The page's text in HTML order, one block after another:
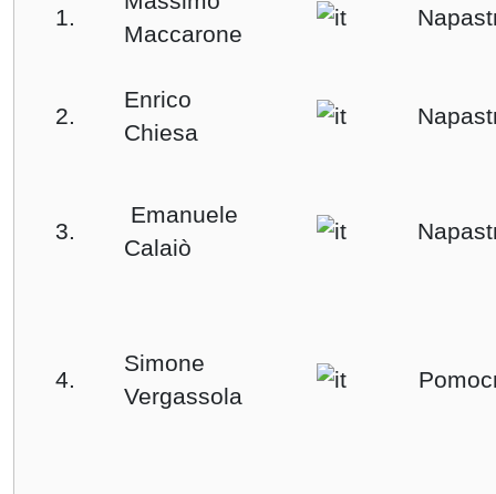
1.
Maccarone
2.
Enrico
Chiesa
3.
Emanuele
Calaiò
4.
Simone
Vergassola